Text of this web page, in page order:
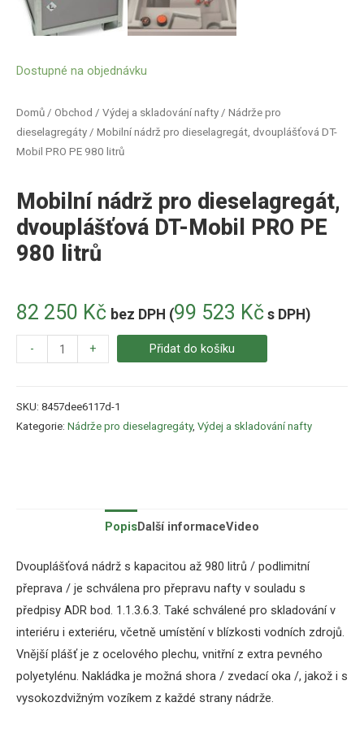
Domů / Obchod / Výdej a skladování nafty / Nádrže pro
dieselagregáty / Mobilní nádrž pro dieselagregát, dvouplášťová DT-
Mobil PRO PE 980 litrů
Mobilní nádrž pro dieselagregát,
dvouplášťová DT-Mobil PRO PE
980 litrů
82 250 Kč bez DPH (99 523 Kč s DPH)
Dostupné na objednávku
- + Přidat do košíku
SKU: 8457dee6117d-1
Kategorie: Nádrže pro dieselagregáty, Výdej a skladování nafty
PopisDalší informaceVideo
Dvouplášťová nádrž s kapacitou až 980 litrů / podlimitní
přeprava / je schválena pro přepravu nafty v souladu s
předpisy ADR bod. 1.1.3.6.3. Také schválené pro skladování v
interiéru i exteriéru, včetně umístění v blízkosti vodních zdrojů.
Vnější plášť je z ocelového plechu, vnitřní z extra pevného
polyetylénu. Nakládka je možná shora / zvedací oka /, jakož i s
vysokozdvižným vozíkem z každé strany nádrže.